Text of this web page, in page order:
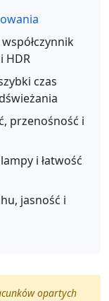
HDR
czas
przenośność i
i łatwość
jasność i
opartych